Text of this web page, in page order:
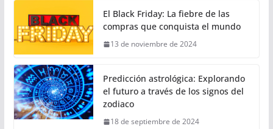
El Black Friday: La fiebre de las
compras que conquista el mundo
13 de noviembre de 2024
Predicción astrológica: Explorando
el futuro a través de los signos del
zodiaco
18 de septiembre de 2024